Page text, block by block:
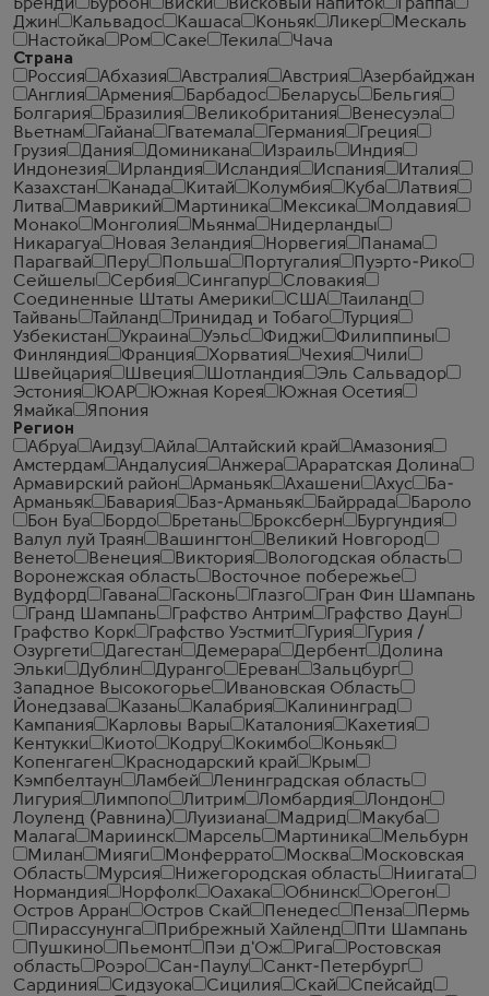
Бренди Бурбон Виски Висковый напиток
Граппа
Джин
Кальвадос Кашаса Коньяк Ликер
Мескаль
Настойка
Ром Саке Текила
Чача
Страна
Россия
Абхазия Австралия Австрия
Азербайджан
Англия
Армения Барбадос Беларусь
Бельгия
Болгария
Бразилия Великобритания
Венесуэла
Вьетнам
Гайана Гватемала Германия
Греция
Грузия
Дания Доминикана Израиль
Индия
Индонезия
Ирландия Исландия Испания
Италия
Казахстан
Канада Китай Колумбия Куба
Латвия
Литва
Маврикий Мартиника Мексика
Молдавия
Монако
Монголия Мьянма
Нидерланды
Никарагуа
Новая Зеландия Норвегия
Панама
Парагвай
Перу Польша Португалия
Пуэрто-Рико
Сейшелы
Сербия Сингапур
Словакия
Соединенные Штаты Америки
США
Таиланд
Тайвань
Тайланд Тринидад и Тобаго
Турция
Узбекистан
Украина Уэльс Фиджи
Филиппины
Финляндия
Франция Хорватия Чехия
Чили
Швейцария
Швеция Шотландия
Эль Сальвадор
Эстония
ЮАР Южная Корея
Южная Осетия
Ямайка
Япония
Регион
Абруа
Аидзу Айла Алтайский край
Амазония
Амстердам
Андалусия Анжера
Араратская Долина
Армавирский район
Арманьяк Ахашени Ахус
Ба-
Арманьяк
Бавария Баз-Арманьяк Байррада
Бароло
Бон Буа
Бордо Бретань Броксберн
Бургундия
Валул луй Траян
Вашингтон
Великий Новгород
Венето
Венеция Виктория
Вологодская область
Воронежская область
Восточное побережье
Вудфорд
Гавана Гасконь Глазго
Гран Фин Шампань
Гранд Шампань
Графство Антрим
Графство Даун
Графство Корк
Графство Уэстмит Гурия
Гурия /
Озургети
Дагестан Демерара Дербент
Долина
Эльки
Дублин Дуранго Ереван
Зальцбург
Западное Высокогорье
Ивановская Область
Йонедзава
Казань Калабрия
Калининград
Кампания
Карловы Вары Каталония
Кахетия
Кентукки
Киото Кодру Кокимбо
Коньяк
Копенгаген
Краснодарский край
Крым
Кэмпбелтаун
Ламбей
Ленинградская область
Лигурия
Лимпопо Литрим Ломбардия
Лондон
Лоуленд (Равнина)
Луизиана Мадрид
Макуба
Малага
Мариинск Марсель Мартиника
Мельбурн
Милан
Мияги Монферрато Москва
Московская
Область
Мурсия Нижегородская область
Ниигата
Нормандия
Норфолк Оахака Обнинск
Орегон
Остров Арран
Остров Скай Пенедес Пенза
Пермь
Пирассунунга
Прибрежный Хайленд
Пти Шампань
Пушкино
Пьемонт Пэи д'Ож Рига
Ростовская
область
Роэро Сан-Паулу
Санкт-Петербург
Сардиния
Сидзуока Сицилия Скай
Спейсайд